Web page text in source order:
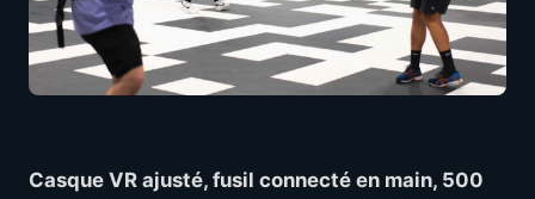
Casque VR ajusté, fusil connecté en main, 500